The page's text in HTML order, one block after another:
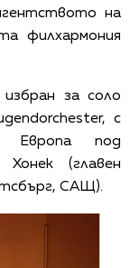
на
филхармония
за соло
с
Европа под
(главен
САЩ).